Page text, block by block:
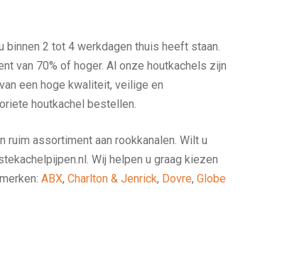
2 tot 4 werkdagen thuis heeft staan.
van 70% of hoger. Al onze houtkachels zijn
een hoge kwaliteit, veilige en
houtkachel bestellen.
assortiment aan rookkanalen. Wilt u
Wij helpen u graag kiezen
ABX, Charlton & Jenrick, Dovre, Globe